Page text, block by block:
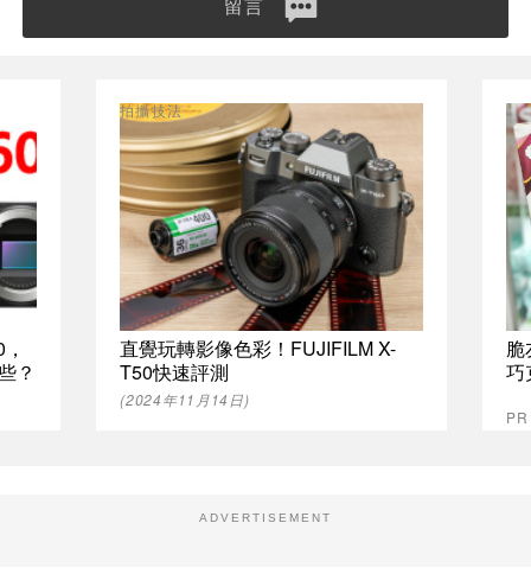
留言
？
直覺玩轉影像色彩！FUJIFILM X-
T50快速評測
拍攝技法
(2024年11月14日)
脆
巧
ADVERTISEMENT